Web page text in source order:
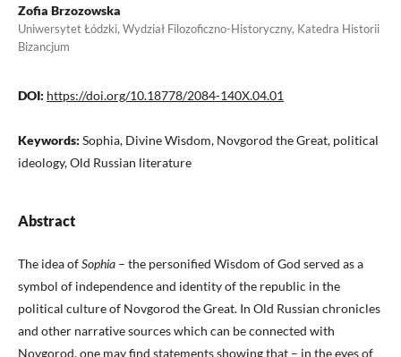
Zofia Brzozowska
Uniwersytet Łódzki, Wydział Filozoficzno-Historyczny, Katedra Historii
Bizancjum
DOI: https://doi.org/10.18778/2084-140X.04.01
Keywords: Sophia, Divine Wisdom, Novgorod the Great, political
ideology, Old Russian literature
Abstract
The idea ofSophia – the personified Wisdom of God served as a
symbol of independence and identity of the republic in the
political culture of Novgorod the Great. In Old Russian chronicles
and other narrative sources which can be connected with
Novgorod, one may find statements showing that – in the eyes of